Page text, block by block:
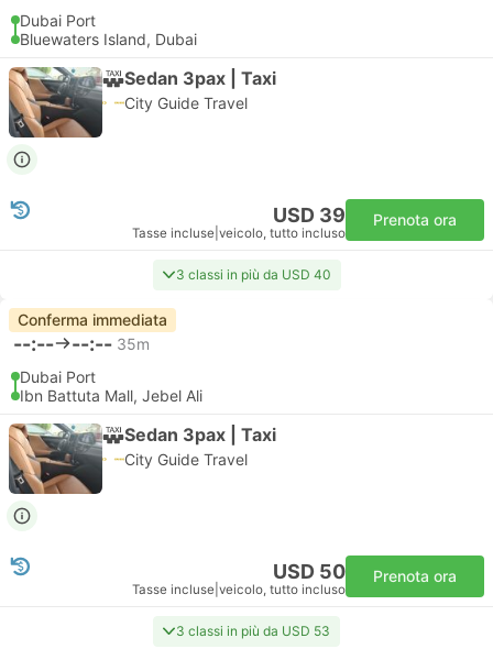
Dubai Port
Bluewaters Island, Dubai
Sedan 3pax | Taxi
City Guide Travel
USD 39
Tasse incluse veicolo, tutto incluso
Prenota ora
3 classi in più da USD 40
Conferma immediata
--:-- --:-- 35m
Dubai Port
Ibn Battuta Mall, Jebel Ali
Sedan 3pax | Taxi
City Guide Travel
USD 50
Tasse incluse veicolo, tutto incluso
Prenota ora
3 classi in più da USD 53